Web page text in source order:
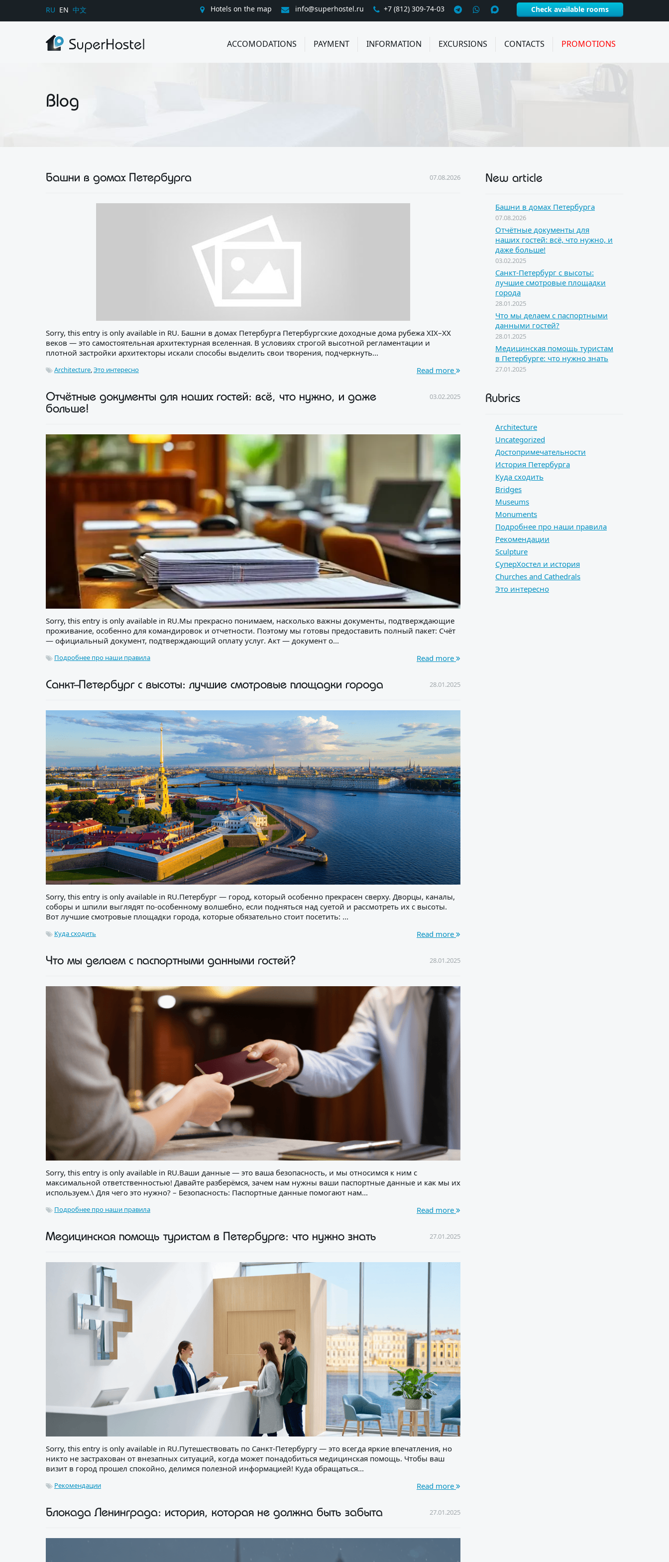
RU EN 中文 Hotels on the map info@superhostel.ru +7 (812) 309-74-03 Check available rooms
ACCOMODATIONS PAYMENT INFORMATION EXCURSIONS CONTACTS PROMOTIONS
Blog
Башни в домах Петербурга 07.08.2026
Sorry, this entry is only available in RU. Башни в домах Петербурга Петербургские доходные дома рубежа XIX–XX
веков — это самостоятельная архитектурная вселенная. В условиях строгой высотной регламентации и
плотной застройки архитекторы искали способы выделить свои творения, подчеркнуть...
Architecture,Это интересно Read more
Отчётные документы для наших гостей: всё, что нужно, и даже
больше!
03.02.2025
Sorry, this entry is only available in RU.Мы прекрасно понимаем, насколько важны документы, подтверждающие
проживание, особенно для командировок и отчетности. Поэтому мы готовы предоставить полный пакет: Счёт
— официальный документ, подтверждающий оплату услуг. Акт — документ о...
Подробнее про наши правила Read more
Санкт-Петербург с высоты: лучшие смотровые площадки города 28.01.2025
Sorry, this entry is only available in RU.Петербург — город, который особенно прекрасен сверху. Дворцы, каналы,
соборы и шпили выглядят по-особенному волшебно, если подняться над суетой и рассмотреть их с высоты.
Вот лучшие смотровые площадки города, которые обязательно стоит посетить: ...
Куда сходить Read more
Что мы делаем с паспортными данными гостей? 28.01.2025
Sorry, this entry is only available in RU.Ваши данные — это ваша безопасность, и мы относимся к ним с
максимальной ответственностью! Давайте разберёмся, зачем нам нужны ваши паспортные данные и как мы их
используем.\ Для чего это нужно? – Безопасность: Паспортные данные помогают нам...
Подробнее про наши правила Read more
Медицинская помощь туристам в Петербурге: что нужно знать 27.01.2025
Sorry, this entry is only available in RU.Путешествовать по Санкт-Петербургу — это всегда яркие впечатления, но
никто не застрахован от внезапных ситуаций, когда может понадобиться медицинская помощь. Чтобы ваш
визит в город прошел спокойно, делимся полезной информацией! Куда обращаться...
Рекомендации Read more
Блокада Ленинграда: история, которая не должна быть забыта 27.01.2025
New article
Башни в домах Петербурга
07.08.2026
Отчётные документы для
наших гостей: всё, что нужно, и
даже больше!
03.02.2025
Санкт-Петербург с высоты:
лучшие смотровые площадки
города
28.01.2025
Что мы делаем с паспортными
данными гостей?
28.01.2025
Медицинская помощь туристам
в Петербурге: что нужно знать
27.01.2025
Rubrics
Architecture
Uncategorized
Достопримечательности
История Петербурга
Куда сходить
Bridges
Museums
Monuments
Подробнее про наши правила
Рекомендации
Sculpture
СуперХостел и история
Сhurches and Сathedrals
Это интересно